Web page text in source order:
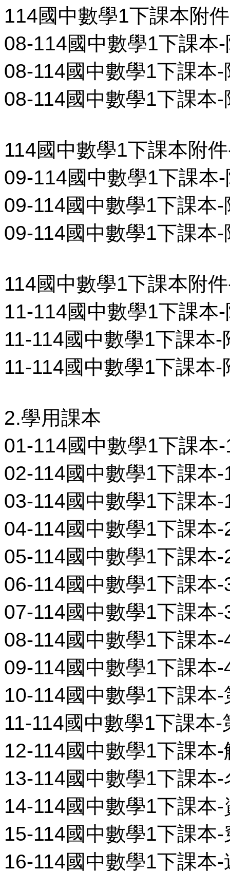
114國中數學1下課本附
08-114國中數學1下課本
08-114國中數學1下課本
08-114國中數學1下課本
114國中數學1下課本附
09-114國中數學1下課本
09-114國中數學1下課本
09-114國中數學1下課本
114國中數學1下課本附
11-114國中數學1下課本
11-114國中數學1下課本
11-114國中數學1下課本
2.學用課本
01-114國中數學1下課本
02-114國中數學1下課本
03-114國中數學1下課本
04-114國中數學1下課本
05-114國中數學1下課本
06-114國中數學1下課本
07-114國中數學1下課本
08-114國中數學1下課本
09-114國中數學1下課本
10-114國中數學1下課本
11-114國中數學1下課本
12-114國中數學1下課本
13-114國中數學1下課本
14-114國中數學1下課本
15-114國中數學1下課本
16-114國中數學1下課本